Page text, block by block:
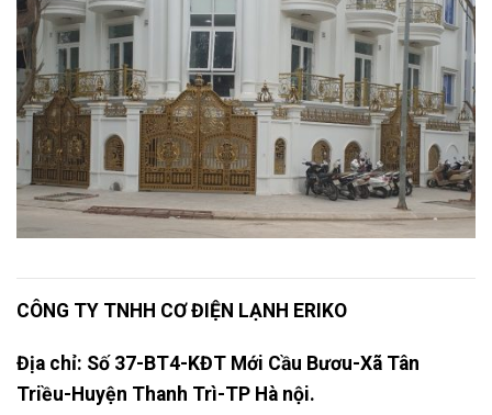
CÔNG TY TNHH CƠ ĐIỆN LẠNH ERIKO
Địa chỉ: Số 37-BT4-KĐT Mới Cầu Bươu-Xã Tân
Triều-Huyện Thanh Trì-TP Hà nội.